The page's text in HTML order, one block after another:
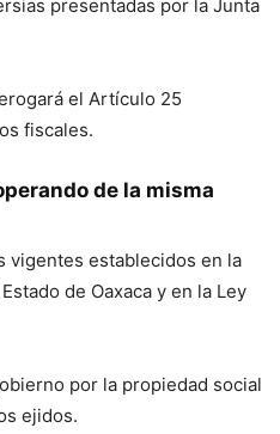
presentadas por la Junta
el Artículo 25
fiscales.
de la misma
vigentes establecidos en la
de Oaxaca y en la Ley
por la propiedad social
ejidos.